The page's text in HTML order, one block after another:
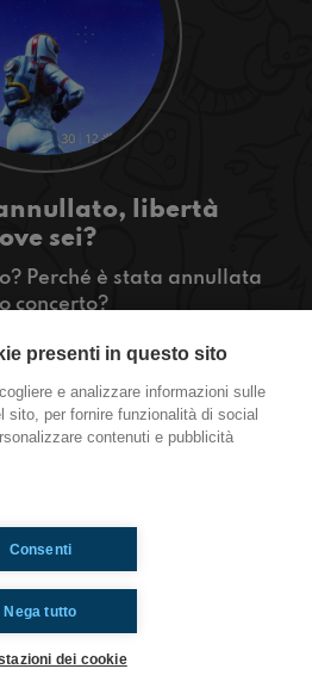
libertà
sei?​
Perché è stata annullata
concerto?
qualche consiglio su
presenti in questo sito
e analizzare informazioni sulle
sito, per fornire funzionalità di social
contenuti e pubblicità
Nega tutto
Consenti
dei cookie